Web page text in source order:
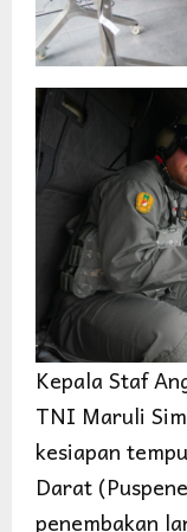
Kepala Staf
TNI Maruli
kesiapan
Darat
penembakan